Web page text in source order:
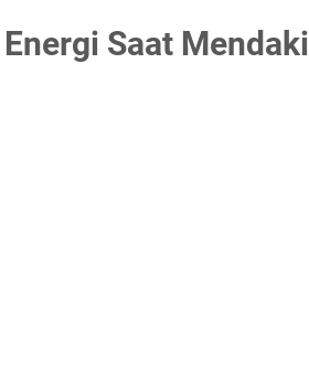
Saat Mendaki